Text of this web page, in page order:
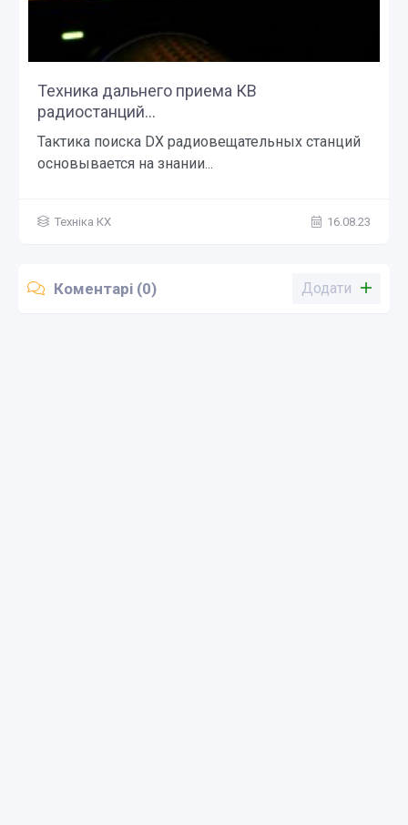
Техника дальнего приема КВ
радиостанций...
Тактика поиска DX радиовещательных станций
основывается на знании...
Техніка КХ 16.08.23
Коментарі (0) Додати